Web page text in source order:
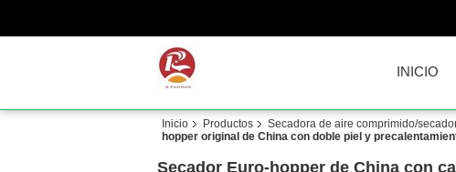
INICIO
Inicio Productos Secadora de aire comprimido/
hopper original de China con doble piel y
Secador Euro-hopper de China con